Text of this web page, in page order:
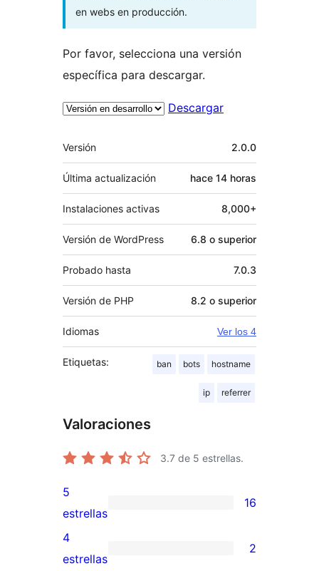
en webs en producción.
Por favor, selecciona una versión
específica para descargar.
Descargar
Meta
Versión 2.0.0
Última actualización hace 14 horas
Instalaciones activas 8,000+
Versión de WordPress 6.8 o superior
Probado hasta 7.0.3
Versión de PHP 8.2 o superior
Idiomas Ver los 4
Etiquetas: ban bots hostname
ip referrer
Valoraciones
3.7 de 5 estrellas.
16
valoraciones
de
5
estrellas
16
2
4
estrellas
2